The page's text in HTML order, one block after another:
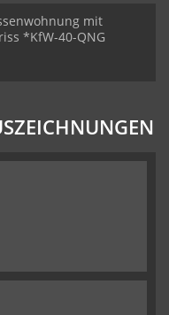
mit
*KfW-40-QNG